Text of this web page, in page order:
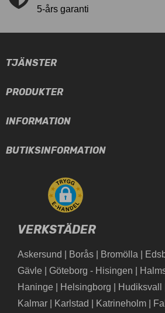
5-års garanti
TJÄNSTER
PRODUKTER
INFORMATION
BUTIKSINFORMATION
VERKSTÄDER
Askersund Borås Bromölla
Gävle
Göteborg - Hisingen
Haninge
Helsingborg Hudiksvall
Kalmar
Karlstad Katrineholm